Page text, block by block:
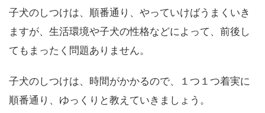
子犬のしつけは、順番通り、やっていけばうまくいき
ますが、生活環境や子犬の性格などによって、前後し
てもまったく問題ありません。
子犬のしつけは、時間がかかるので、１つ１つ着実に
順番通り、ゆっくりと教えていきましょう。